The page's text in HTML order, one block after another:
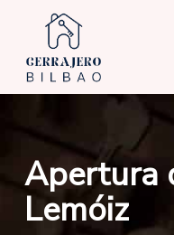
main
content
Apertura
Lemóiz